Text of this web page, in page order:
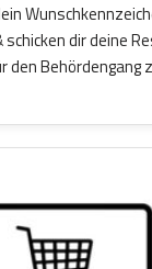
schicken dir deine
den Behördengang